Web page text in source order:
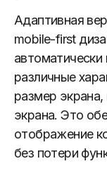
Адаптивная
mobile-first
автоматически
различные
размер
экрана. Это
отображение
без потери